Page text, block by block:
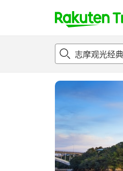
t
p
a
_
e
r
c
概况 客房及住宿套餐